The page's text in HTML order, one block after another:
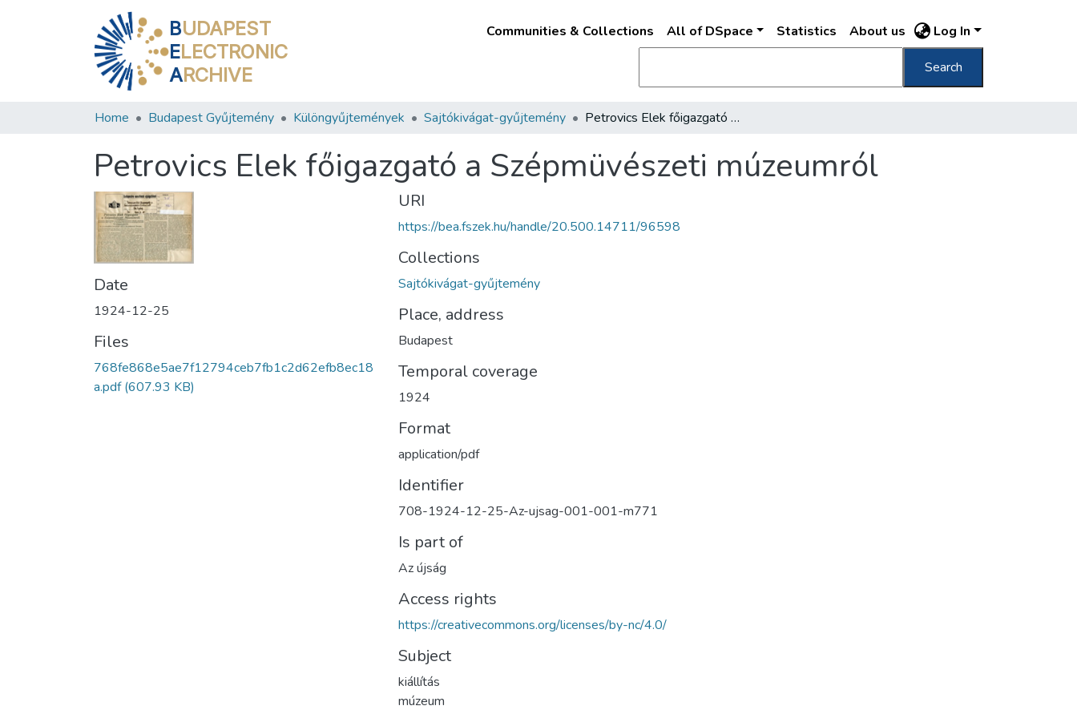
BUDAPEST
ELECTRONIC
ARCHIVE
Communities & Collections All of DSpace Statistics About us Log In
Search
Home Budapest Gyűjtemény Különgyűjtemények Sajtókivágat-gyűjtemény Petrovics Elek főigazgató a Szépmüvészeti múzeumról
Petrovics Elek főigazgató a Szépmüvészeti múzeumról
Date
1924-12-25
Files
768fe868e5ae7f12794ceb7fb1c2d62efb8ec18
a.pdf(607.93 KB)
URI
https://bea.fszek.hu/handle/20.500.14711/96598
Collections
Sajtókivágat-gyűjtemény
Place, address
Budapest
Temporal coverage
1924
Format
application/pdf
Identifier
708-1924-12-25-Az-ujsag-001-001-m771
Is part of
Az újság
Access rights
https://creativecommons.org/licenses/by-nc/4.0/
Subject
kiállítás
múzeum